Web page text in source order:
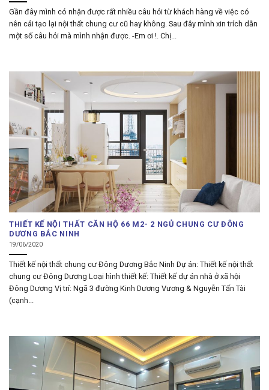
Gần đây mình có nhận được rất nhiều câu hỏi từ khách hàng về việc có
nên cải tạo lại nội thất chung cư cũ hay không. Sau đây mình xin trích dẫn
một số câu hỏi mà mình nhận được. -Em ơi !. Chị...
THIẾT KẾ NỘI THẤT CĂN HỘ 66 M2- 2 NGỦ CHUNG CƯ ĐÔNG
DƯƠNG BẮC NINH
19/06/2020
Thiết kế nội thất chung cư Đông Dương Bắc Ninh Dự án: Thiết kế nội thất
chung cư Đông Dương Loại hình thiết kế: Thiết kế dự án nhà ở xã hội
Đông Dương Vị trí: Ngã 3 đường Kinh Dương Vương & Nguyễn Tấn Tài
(cạnh...